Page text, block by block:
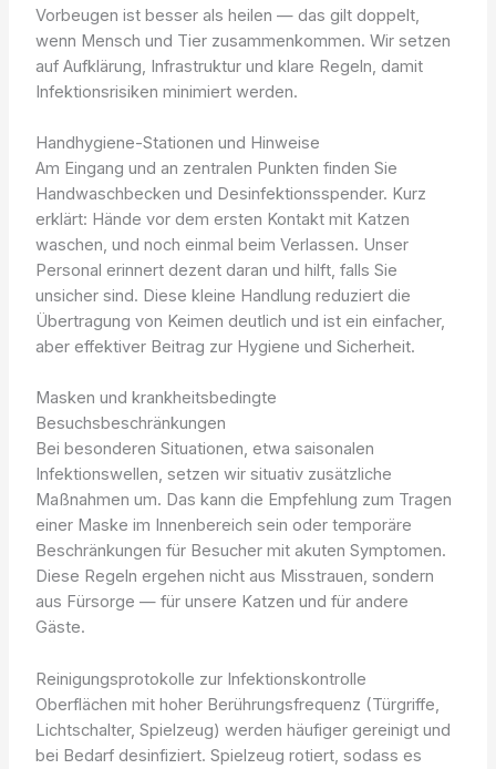
Vorbeugen ist besser als heilen — das gilt doppelt,
wenn Mensch und Tier zusammenkommen. Wir setzen
auf Aufklärung, Infrastruktur und klare Regeln, damit
Infektionsrisiken minimiert werden.
Handhygiene-Stationen und Hinweise
Am Eingang und an zentralen Punkten finden Sie
Handwaschbecken und Desinfektionsspender. Kurz
erklärt: Hände vor dem ersten Kontakt mit Katzen
waschen, und noch einmal beim Verlassen. Unser
Personal erinnert dezent daran und hilft, falls Sie
unsicher sind. Diese kleine Handlung reduziert die
Übertragung von Keimen deutlich und ist ein einfacher,
aber effektiver Beitrag zur Hygiene und Sicherheit.
Masken und krankheitsbedingte
Besuchsbeschränkungen
Bei besonderen Situationen, etwa saisonalen
Infektionswellen, setzen wir situativ zusätzliche
Maßnahmen um. Das kann die Empfehlung zum Tragen
einer Maske im Innenbereich sein oder temporäre
Beschränkungen für Besucher mit akuten Symptomen.
Diese Regeln ergehen nicht aus Misstrauen, sondern
aus Fürsorge — für unsere Katzen und für andere
Gäste.
Reinigungsprotokolle zur Infektionskontrolle
Oberflächen mit hoher Berührungsfrequenz (Türgriffe,
Lichtschalter, Spielzeug) werden häufiger gereinigt und
bei Bedarf desinfiziert. Spielzeug rotiert, sodass es